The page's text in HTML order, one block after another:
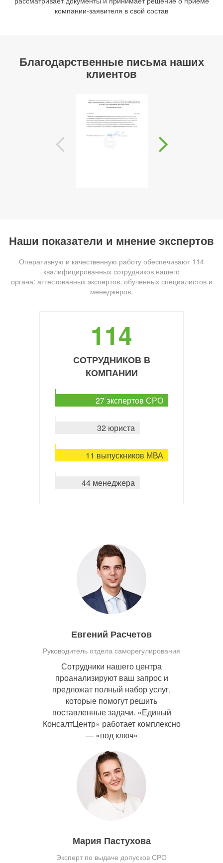
компании-заявителя в свой состав
Благодарственные письма наших
клиентов
Наши показатели и мнение экспертов
Оперативную и качественную работу обеспечивают 114
квалифицированных сотрудников нашего
органа: аттестованных экспертов, обученных специалистов и
менеджеров.
114
СОТРУДНИКОВ В
КОМПАНИИ
27 экспертов СРО
32 юриста
11 выпускников МВА
44 менеджера
Евгений Расчетов
Руководитель отдела саморегулирования
Сотрудники нашего центра
проанализируют ваш запрос и
предложат полный набор услуг,
которые помогут решить
поставленные задачи. «Единый
КонсалтЦентр» работает комплексно
— «под ключ»
Мария Пастухова
Эксперт по выдаче допусков СРО